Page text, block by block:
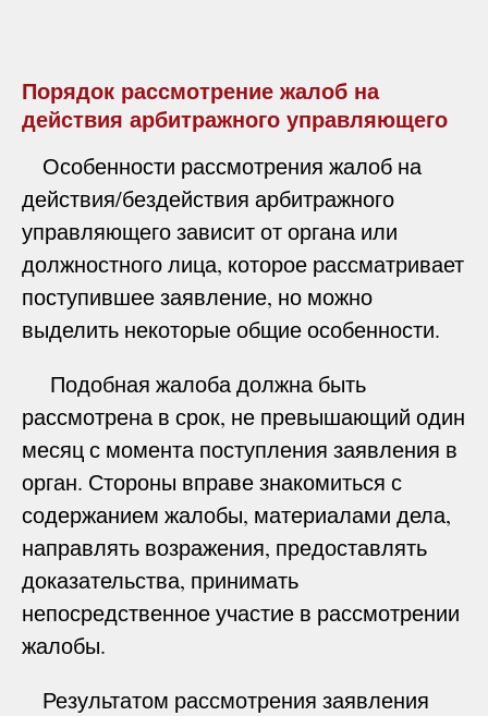
Порядок рассмотрение жалоб на
действия арбитражного управляющего
Особенности рассмотрения жалоб на
действия/бездействия арбитражного
управляющего зависит от органа или
должностного лица, которое рассматривает
поступившее заявление, но можно
выделить некоторые общие особенности.
Подобная жалоба должна быть
рассмотрена в срок, не превышающий один
месяц с момента поступления заявления в
орган. Стороны вправе знакомиться с
содержанием жалобы, материалами дела,
направлять возражения, предоставлять
доказательства, принимать
непосредственное участие в рассмотрении
жалобы.
Результатом рассмотрения заявления